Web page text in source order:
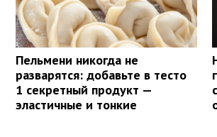
Пельмени никогда не
разварятся: добавьте в тесто
1 секретный продукт —
эластичные и тонкие